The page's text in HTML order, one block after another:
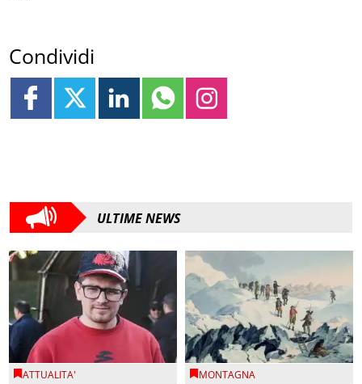
Condividi
ULTIME NEWS
ATTUALITA' MONTAGNA